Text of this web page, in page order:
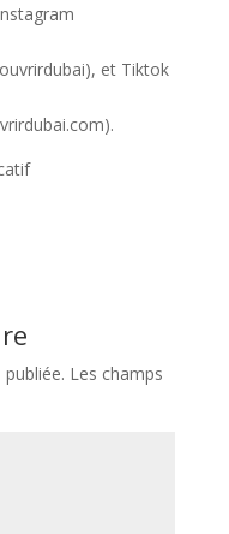
et Tiktok
Les champs